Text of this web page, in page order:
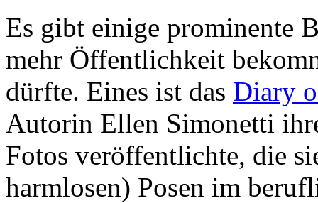
Es gibt einige prominente
mehr Öffentlichkeit
dürfte. Eines ist das Diary
Autorin Ellen Simonetti
Fotos veröffentlichte, die
harmlosen) Posen im